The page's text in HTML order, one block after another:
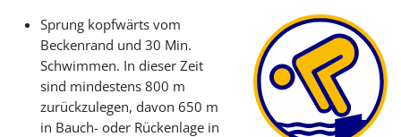
Sprung kopfwärts vom
Beckenrand und 30 Min.
Schwimmen. In dieser Zeit
sind mindestens 800 m
zurückzulegen, davon 650 m
in Bauch- oder Rückenlage in